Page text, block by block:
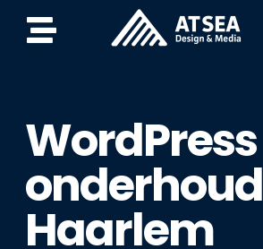
WordPress
onderhoud
Haarlem